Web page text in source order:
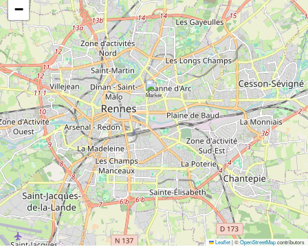
−
Leaflet|©OpenStreetMapcontributors